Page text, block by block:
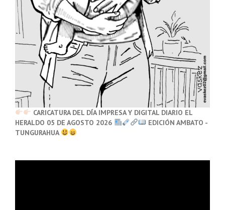
CARICATURA DEL DÍA IMPRESA Y DIGITAL DIARIO EL
HERALDO 05 DE AGOSTO 2026
EDICIÓN AMBATO -
TUNGURAHUA